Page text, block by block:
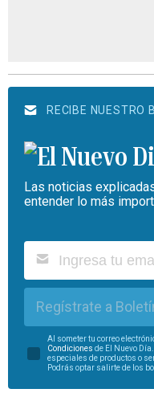
RECIBE NUESTRO
Las noticias
entender lo más
Regístrate a
Al someter tu correo
Condiciones de El Nuevo
especiales de productos o
Podrás optar salirte de los